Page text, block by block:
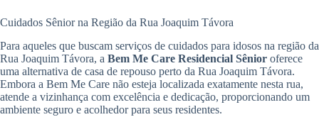
Cuidados Sênior na Região da Rua Joaquim Távora
Para aqueles que buscam serviços de cuidados para idosos na região da
Rua Joaquim Távora, a Bem Me Care Residencial Sênior oferece
uma alternativa de casa de repouso perto da Rua Joaquim Távora.
Embora a Bem Me Care não esteja localizada exatamente nesta rua,
atende a vizinhança com excelência e dedicação, proporcionando um
ambiente seguro e acolhedor para seus residentes.